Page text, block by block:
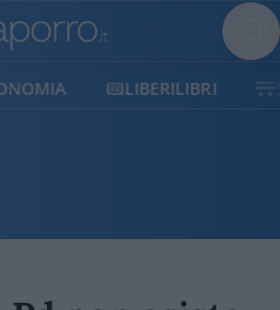
SHOP SOSTIENICI